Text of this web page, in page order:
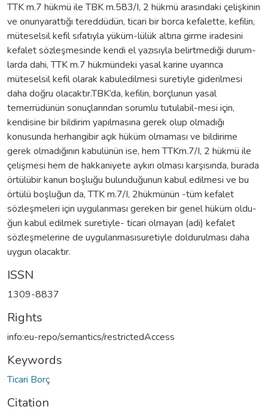
TTK m.7 hükmü ile TBK m.583/I, 2 hükmü arasındaki çelişkinin
ve onunyarattığı tereddüdün, ticari bir borca kefalette, kefilin,
müteselsil kefil sıfatıyla yüküm-lülük altına girme iradesini
kefalet sözleşmesinde kendi el yazısıyla belirtmediği durum-
larda dahi, TTK m.7 hükmündeki yasal karine uyarınca
müteselsil kefil olarak kabuledilmesi suretiyle giderilmesi
daha doğru olacaktır.TBK’da, kefilin, borçlunun yasal
temerrüdünün sonuçlarından sorumlu tutulabil-mesi için,
kendisine bir bildirim yapılmasına gerek olup olmadığı
konusunda herhangibir açık hüküm olmaması ve bildirime
gerek olmadığının kabulünün ise, hem TTKm.7/I, 2 hükmü ile
çelişmesi hem de hakkaniyete aykırı olması karşısında, burada
örtülübir kanun boşluğu bulunduğunun kabul edilmesi ve bu
örtülü boşluğun da, TTK m.7/I, 2hükmünün -tüm kefalet
sözleşmeleri için uygulanması gereken bir genel hüküm oldu-
ğun kabul edilmek suretiyle- ticari olmayan (adi) kefalet
sözleşmelerine de uygulanmasısuretiyle doldurulması daha
uygun olacaktır.
ISSN
1309-8837
Rights
info:eu-repo/semantics/restrictedAccess
Keywords
Ticari Borç
Citation